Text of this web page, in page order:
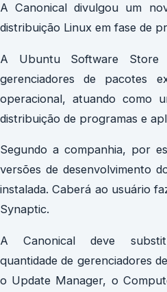
A Canonical divulgou um
distribuição Linux em fase de
A Ubuntu Software Store
gerenciadores de pacotes
operacional, atuando como
distribuição de programas e
Segundo a companhia, por
versões de desenvolvimento
instalada. Caberá ao usuário
Synaptic.
A Canonical deve
quantidade de gerenciadores
o Update Manager, o